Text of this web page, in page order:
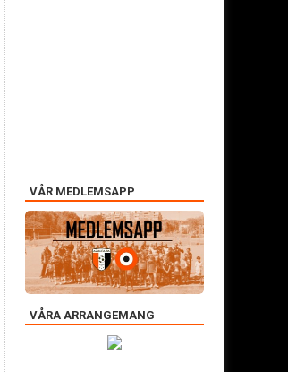
VÅR MEDLEMSAPP
VÅRA ARRANGEMANG